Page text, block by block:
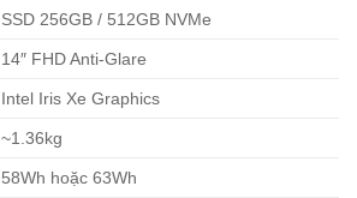
SSD 256GB / 512GB NVMe
14″ FHD Anti-Glare
Intel Iris Xe Graphics
~1.36kg
58Wh hoặc 63Wh